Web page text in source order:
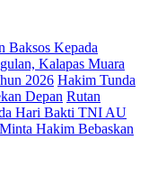
Baksos Kepada
Kalapas Muara
2026 Hakim Tunda
Depan Rutan
Hari Bakti TNI AU
Hakim Bebaskan